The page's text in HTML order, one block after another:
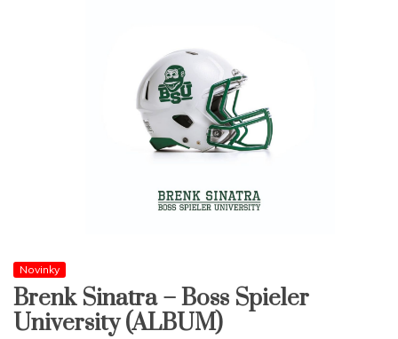
Novinky
Brenk Sinatra – Boss Spieler
University (ALBUM)